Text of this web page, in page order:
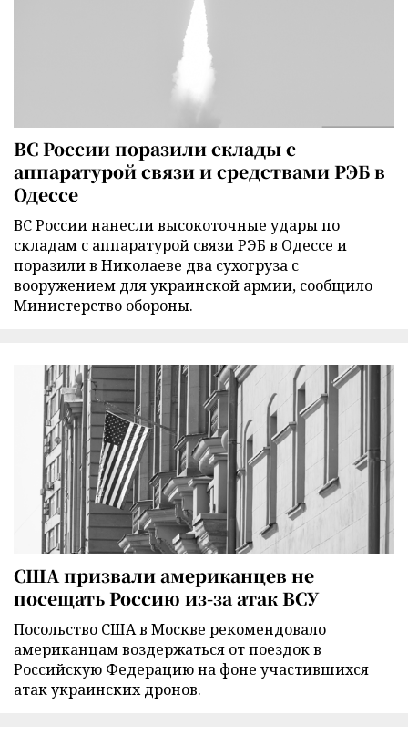
ВС России поразили склады с
аппаратурой связи и средствами РЭБ в
Одессе
ВС России нанесли высокоточные удары по
складам с аппаратурой связи РЭБ в Одессе и
поразили в Николаеве два сухогруза с
вооружением для украинской армии, сообщило
Министерство обороны.
США призвали американцев не
посещать Россию из-за атак ВСУ
Посольство США в Москве рекомендовало
американцам воздержаться от поездок в
Российскую Федерацию на фоне участившихся
атак украинских дронов.